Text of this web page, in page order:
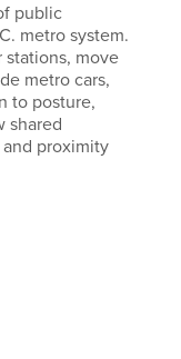
public
metro system.
move
metro cars,
to posture,
shared
proximity